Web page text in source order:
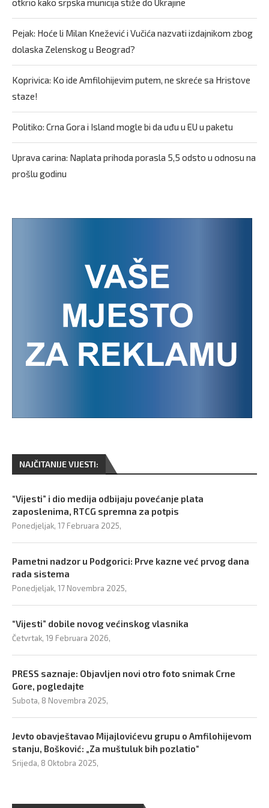
otkrio kako srpska municija stiže do Ukrajine
Pejak: Hoće li Milan Knežević i Vučića nazvati izdajnikom zbog
dolaska Zelenskog u Beograd?
Koprivica: Ko ide Amfilohijevim putem, ne skreće sa Hristove
staze!
Politiko: Crna Gora i Island mogle bi da uđu u EU u paketu
Uprava carina: Naplata prihoda porasla 5,5 odsto u odnosu na
prošlu godinu
NAJČITANIJE VIJESTI:
“Vijesti” i dio medija odbijaju povećanje plata
zaposlenima, RTCG spremna za potpis
Ponedjeljak, 17 Februara 2025,
Pametni nadzor u Podgorici: Prve kazne već prvog dana
rada sistema
Ponedjeljak, 17 Novembra 2025,
“Vijesti” dobile novog većinskog vlasnika
Četvrtak, 19 Februara 2026,
PRESS saznaje: Objavljen novi otro foto snimak Crne
Gore, pogledajte
Subota, 8 Novembra 2025,
Jevto obavještavao Mijajlovićevu grupu o Amfilohijevom
stanju, Bošković: „Za muštuluk bih pozlatio“
Srijeda, 8 Oktobra 2025,